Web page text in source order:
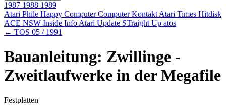
1987 1988 1989
Atari Phile Happy ComputerComputer Kontakt Atari Times Hitdisk
ACE NSW Inside Info Atari Update STraight Up atos
← TOS 05 / 1991
Bauanleitung: Zwillinge -
Zweitlaufwerke in der Megafile
Festplatten